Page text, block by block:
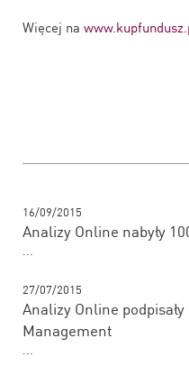
Więcej na
16/09/2015
Analizy Online nabyły
...
27/07/2015
Analizy Online
Management
...